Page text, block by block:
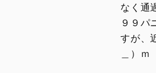
V4 Márquez 2025 World
なく通
９９パ
すが、
＿）ｍ